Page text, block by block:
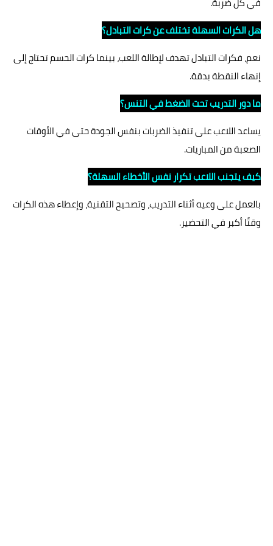
هل الكرات السهلة تختلف عن كرات التبادل؟
نعم، فكرات التبادل تهدف لإطالة اللعب، بينما كرات الحسم تحتاج إلى
إنهاء النقطة بدقة.
ما دور التدريب تحت الضغط في التنس؟
يساعد اللاعب على تنفيذ الضربات بنفس الجودة حتى في الأوقات
الصعبة من المباريات.
كيف يتجنب اللاعب تكرار نفس الأخطاء السهلة؟
بالعمل على وعيه أثناء التدريب، وتصحيح التقنية، وإعطاء هذه الكرات
وقتًا أكبر في التحضير.